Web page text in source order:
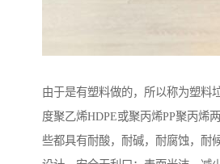
由于是有塑料做的，所以称为塑料
度聚乙烯HDPE或聚丙烯PP聚丙烯
些都具有耐酸，耐碱，耐腐蚀，耐